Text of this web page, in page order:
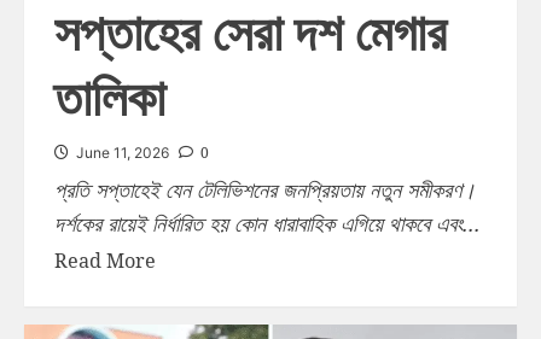
সপ্তাহের সেরা দশ মেগার
তালিকা
June 11, 2026 0
প্রতি সপ্তাহেই যেন টেলিভিশনের জনপ্রিয়তায় নতুন সমীকরণ।
দর্শকের রায়েই নির্ধারিত হয় কোন ধারাবাহিক এগিয়ে থাকবে এবং...
Read More